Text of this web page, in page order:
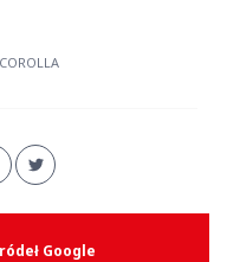
Google